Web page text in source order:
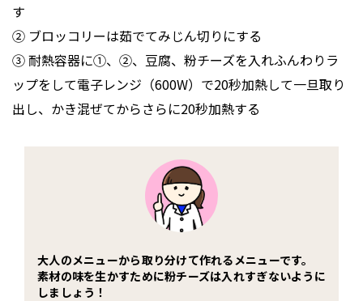
す
② ブロッコリーは茹でてみじん切りにする
③ 耐熱容器に①、②、豆腐、粉チーズを入れふんわりラ
ップをして電子レンジ（600W）で20秒加熱して一旦取り
出し、かき混ぜてからさらに20秒加熱する
大人のメニューから取り分けて作れるメニューです。
素材の味を生かすために粉チーズは入れすぎないように
しましょう！